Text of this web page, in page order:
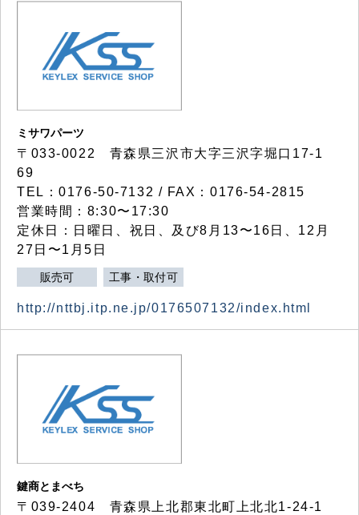
ミサワパーツ
〒033-0022 青森県三沢市大字三沢字堀口17-1
69
TEL：0176-50-7132 / FAX：0176-54-2815
営業時間：8:30〜17:30
定休日：日曜日、祝日、及び8月13〜16日、12月
27日〜1月5日
販売可 工事・取付可
http://nttbj.itp.ne.jp/0176507132/index.html
鍵商とまべち
〒039-2404 青森県上北郡東北町上北北1-24-1